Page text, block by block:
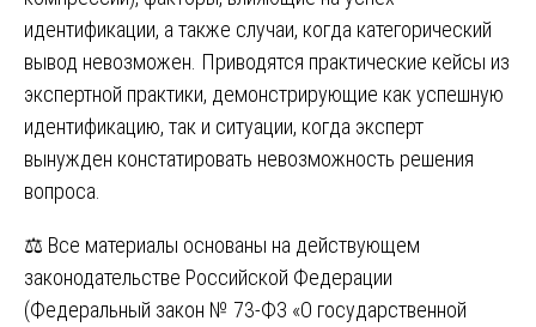
идентификации, а также случаи, когда категорический
вывод невозможен. Приводятся практические кейсы из
экспертной практики, демонстрирующие как успешную
идентификацию, так и ситуации, когда эксперт
вынужден констатировать невозможность решения
вопроса.
⚖️ Все материалы основаны на действующем
законодательстве Российской Федерации
(Федеральный закон № 73-ФЗ «О государственной